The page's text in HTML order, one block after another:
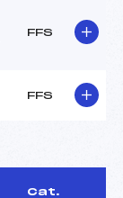
FFS
FFS
Cat.